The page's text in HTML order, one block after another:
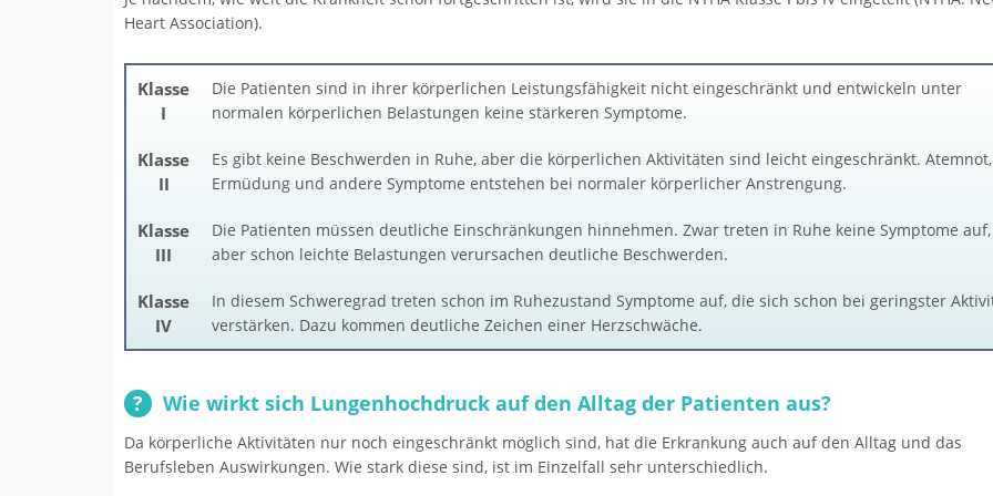
Heart Association).
Klasse
I
Die Patienten sind in ihrer körperlichen Leistungsfähigkeit nicht eingeschränkt und entwickeln unter
normalen körperlichen Belastungen keine stärkeren Symptome.
Klasse
II
Es gibt keine Beschwerden in Ruhe, aber die körperlichen Aktivitäten sind leicht eingeschränkt. Atemnot,
Ermüdung und andere Symptome entstehen bei normaler körperlicher Anstrengung.
Klasse
III
Die Patienten müssen deutliche Einschränkungen hinnehmen. Zwar treten in Ruhe keine Symptome auf,
aber schon leichte Belastungen verursachen deutliche Beschwerden.
Klasse
IV
In diesem Schweregrad treten schon im Ruhezustand Symptome auf, die sich schon bei geringster
verstärken. Dazu kommen deutliche Zeichen einer Herzschwäche.
Wie wirkt sich Lungenhochdruck auf den Alltag der Patienten aus?
Da körperliche Aktivitäten nur noch eingeschränkt möglich sind, hat die Erkrankung auch auf den Alltag und das
Berufsleben Auswirkungen. Wie stark diese sind, ist im Einzelfall sehr unterschiedlich.